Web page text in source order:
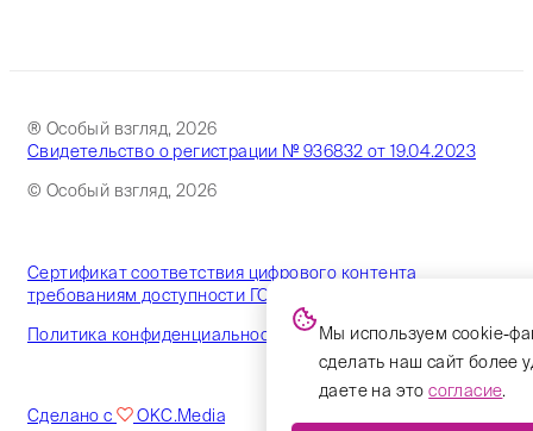
® Особый взгляд, 2026
Свидетельство о регистрации № 936832 от 19.04.2023
© Особый взгляд, 2026
Сертификат соответствия цифрового контента
требованиям доступности ГОСТ
Политика конфиденциальности
Сделано с OKC.Media
Мы используем cookie-
сделать наш сайт более
даете на этосогласие.